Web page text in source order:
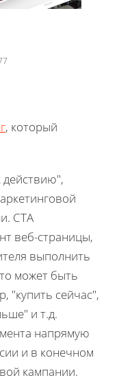
, который
действию",
CTA
веб-страницы,
выполнить
может быть
"купить сейчас",
и т.д.
напрямую
и в конечном
кампании.